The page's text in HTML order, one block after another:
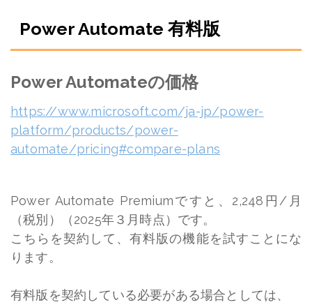
Power Automate 有料版
Power Automateの価格
https://www.microsoft.com/ja-jp/power-
platform/products/power-
automate/pricing#compare-plans
Power Automate Premiumですと、2,248円/月
（税別）（2025年３月時点）です。
こちらを契約して、有料版の機能を試すことにな
ります。
有料版を契約している必要がある場合としては、